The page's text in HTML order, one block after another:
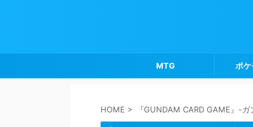
MTG ポ
HOME > 『GUNDAM CARD GAME』-